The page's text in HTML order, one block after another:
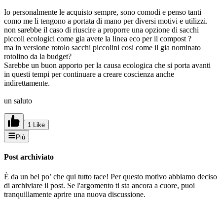
Io personalmente le acquisto sempre, sono comodi e penso tanti
como me li tengono a portata di mano per diversi motivi e utilizzi.
non sarebbe il caso di riuscire a proporre una opzione di sacchi
piccoli ecologici come gia avete la linea eco per il compost ?
ma in versione rotolo sacchi piccolini cosi come il gia nominato
rotolino da la budget?
Sarebbe un buon apporto per la causa ecologica che si porta avanti
in questi tempi per continuare a creare coscienza anche
indirettamente.
un saluto
1 Like
Più
Post archiviato
È da un bel po’ che qui tutto tace! Per questo motivo abbiamo deciso
di archiviare il post. Se l'argomento ti sta ancora a cuore, puoi
tranquillamente aprire una nuova discussione.